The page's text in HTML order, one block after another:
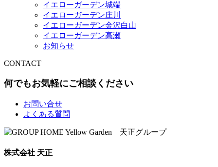
イエローガーデン城端
イエローガーデン庄川
イエローガーデン金沢白山
イエローガーデン高瀬
お知らせ
CONTACT
何でもお気軽にご相談ください
お問い合せ
よくある質問
株式会社 天正